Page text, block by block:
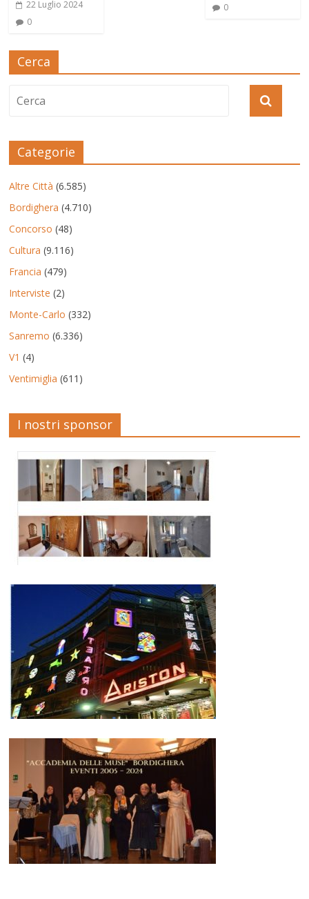
22 Luglio 2024
0
0
Cerca
Categorie
Altre Città (6.585)
Bordighera (4.710)
Concorso (48)
Cultura (9.116)
Francia (479)
Interviste (2)
Monte-Carlo (332)
Sanremo (6.336)
V1 (4)
Ventimiglia (611)
I nostri sponsor